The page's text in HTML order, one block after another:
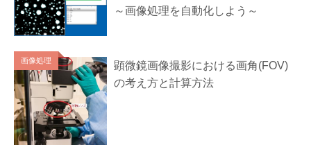
～画像処理を自動化しよう～
画像処理
顕微鏡画像撮影における画角(FOV)
の考え方と計算方法